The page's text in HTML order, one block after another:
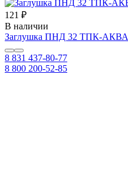
121 ₽
В наличии
Заглушка ПНД 32 ТПК-АКВА
8 831 437-80-77
8 800 200-52-85